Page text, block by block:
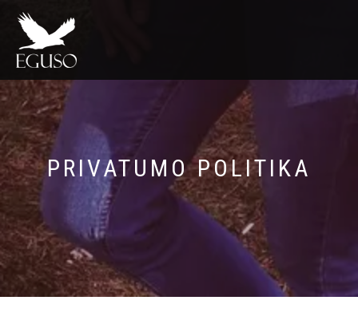
PRIVATUMO POLITIKA